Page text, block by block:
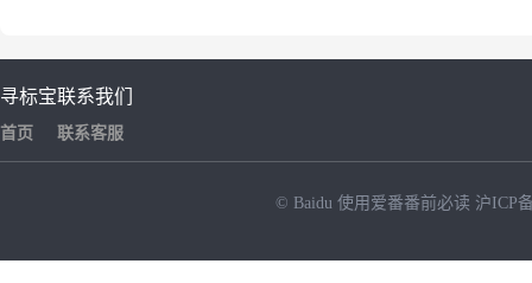
寻标宝
首页
联系我们
联系客服
© Baidu 使用爱番番前必读 沪ICP